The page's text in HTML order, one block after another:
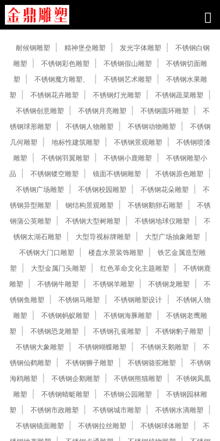
耐候钢雕塑 精神堡垒雕塑 发光字体雕塑
不锈钢白钢
雕塑
不锈钢彩色雕塑 不锈钢假山雕塑
不锈钢切面雕
塑
不锈钢魔方雕塑、 不锈钢艺术雕塑
不锈钢水果雕
塑
不锈钢花卉雕塑 不锈钢灯光雕塑
不锈钢蔬菜雕塑
不锈钢创意雕塑
不锈钢月亮雕塑 不锈钢圆环雕塑
不
锈钢球形雕塑
不锈钢人物雕塑 不锈钢动物雕塑
不锈钢
几何雕塑
地标性建筑雕塑 不锈钢景观雕塑
不锈钢喷漆
雕塑
不锈钢羽翼雕塑 不锈钢小鹿雕塑
不锈钢雕塑小
品
不锈钢镂空雕塑 镜面不锈钢雕塑
不锈钢原色雕塑
不锈钢广场雕塑
不锈钢校园雕塑 不锈钢花朵雕塑
不
锈钢异型雕塑
钢结构景观雕塑 不锈钢鹅卵石雕塑
不锈
钢蒲公英雕塑
不锈钢大型树雕塑 不锈钢地球仪雕塑
不
锈钢太湖石雕塑
大型导视标牌雕塑
大型广场抽象雕塑
不锈钢大门口雕塑
楼盘水景装饰雕塑
铁艺金属造型雕
塑
大型金属门头雕塑 红色革命文化主题雕塑
不锈钢鹿
雕塑
不锈钢牛雕塑 不锈钢羊雕塑 不锈钢龙雕塑
不
锈钢鱼雕塑
不锈钢马雕塑 不锈钢雕塑设计
不锈钢人物
雕塑
不锈钢蚂蚁雕塑 不锈钢海豚雕塑
不锈钢老鹰雕
塑
不锈钢恐龙雕塑 不锈钢孔雀雕塑
不锈钢豹子雕塑
不锈钢大象雕塑
不锈钢蝴蝶雕塑 不锈钢天鹅雕塑
不
锈钢仙鹤雕塑
不锈钢狮子雕塑 不锈钢骆驼雕塑
不锈钢
海鸥雕塑
不锈钢企鹅雕塑 不锈钢熊猫雕塑
不锈钢凤凰
雕塑
不锈钢蜻蜓雕塑 不锈钢公园雕塑
不锈钢园林雕
塑
不锈钢市政雕塑 不锈钢城市雕塑
不锈钢水滴雕塑
不锈钢镜面雕塑
不锈钢拉丝雕塑 不锈钢球体雕塑
不